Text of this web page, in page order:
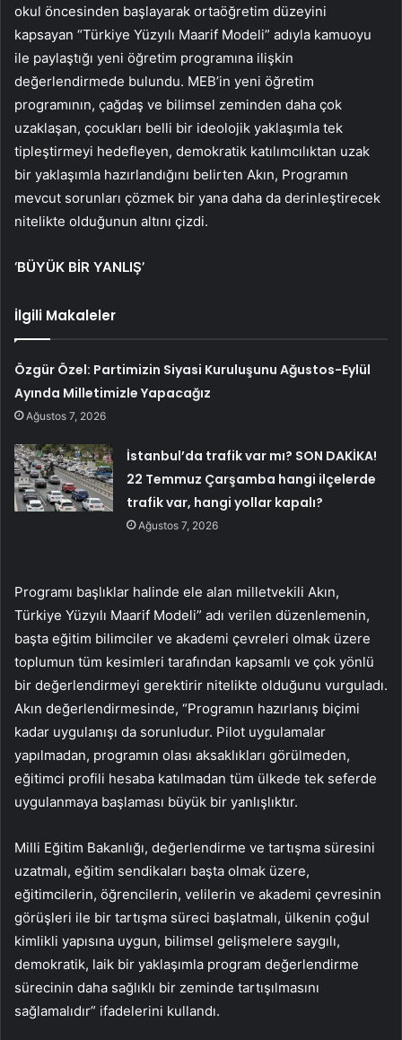
okul öncesinden başlayarak ortaöğretim düzeyini
kapsayan “Türkiye Yüzyılı Maarif Modeli” adıyla kamuoyu
ile paylaştığı yeni öğretim programına ilişkin
değerlendirmede bulundu. MEB’in yeni öğretim
programının, çağdaş ve bilimsel zeminden daha çok
uzaklaşan, çocukları belli bir ideolojik yaklaşımla tek
tipleştirmeyi hedefleyen, demokratik katılımcılıktan uzak
bir yaklaşımla hazırlandığını belirten Akın, Programın
mevcut sorunları çözmek bir yana daha da derinleştirecek
nitelikte olduğunun altını çizdi.
‘BÜYÜK BİR YANLIŞ’
İlgili Makaleler
Özgür Özel: Partimizin Siyasi Kuruluşunu Ağustos-Eylül
Ayında Milletimizle Yapacağız
Ağustos 7, 2026
İstanbul’da trafik var mı? SON DAKİKA!
22 Temmuz Çarşamba hangi ilçelerde
trafik var, hangi yollar kapalı?
Ağustos 7, 2026
Programı başlıklar halinde ele alan milletvekili Akın,
Türkiye Yüzyılı Maarif Modeli” adı verilen düzenlemenin,
başta eğitim bilimciler ve akademi çevreleri olmak üzere
toplumun tüm kesimleri tarafından kapsamlı ve çok yönlü
bir değerlendirmeyi gerektirir nitelikte olduğunu vurguladı.
Akın değerlendirmesinde, “Programın hazırlanış biçimi
kadar uygulanışı da sorunludur. Pilot uygulamalar
yapılmadan, programın olası aksaklıkları görülmeden,
eğitimci profili hesaba katılmadan tüm ülkede tek seferde
uygulanmaya başlaması büyük bir yanlışlıktır.
Milli Eğitim Bakanlığı, değerlendirme ve tartışma süresini
uzatmalı, eğitim sendikaları başta olmak üzere,
eğitimcilerin, öğrencilerin, velilerin ve akademi çevresinin
görüşleri ile bir tartışma süreci başlatmalı, ülkenin çoğul
kimlikli yapısına uygun, bilimsel gelişmelere saygılı,
demokratik, laik bir yaklaşımla program değerlendirme
sürecinin daha sağlıklı bir zeminde tartışılmasını
sağlamalıdır” ifadelerini kullandı.